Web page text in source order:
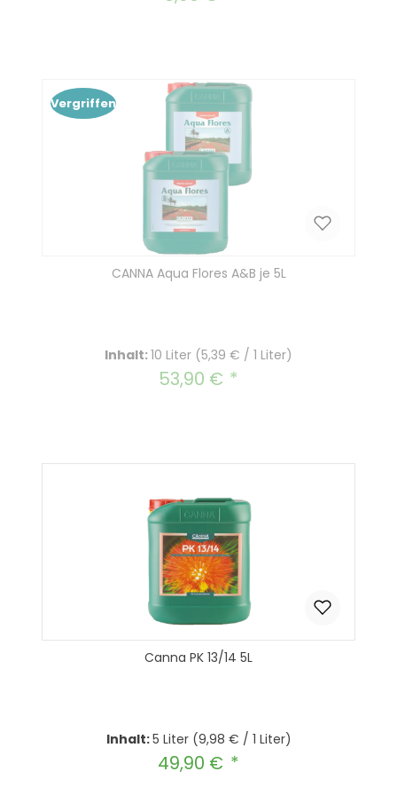
Vergriffen
CANNA Aqua Flores A&B je 5L
Inhalt:10 Liter (5,39 € / 1 Liter)
Regulärer Preis:
53,90 €
Canna PK 13/14 5L
Inhalt:5 Liter (9,98 € / 1 Liter)
Regulärer Preis:
49,90 €